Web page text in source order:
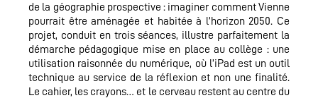
de la géographie prospective : imaginer comment Vienne
pourrait être aménagée et habitée à l’horizon 2050. Ce
projet, conduit en trois séances, illustre parfaitement la
démarche pédagogique mise en place au collège : une
utilisation raisonnée du numérique, où l’iPad est un outil
technique au service de la réflexion et non une finalité.
Le cahier, les crayons… et le cerveau restent au centre du